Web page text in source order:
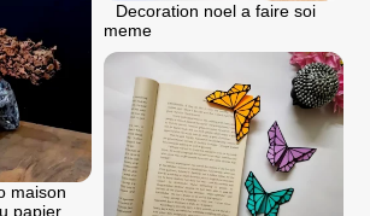
Decoration noel a faire soi
meme
maison
papier